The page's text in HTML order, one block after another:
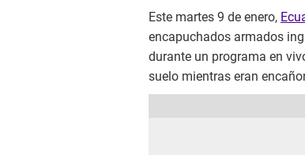
Este martes 9 de enero,
encapuchados armados
durante un programa en
suelo mientras eran